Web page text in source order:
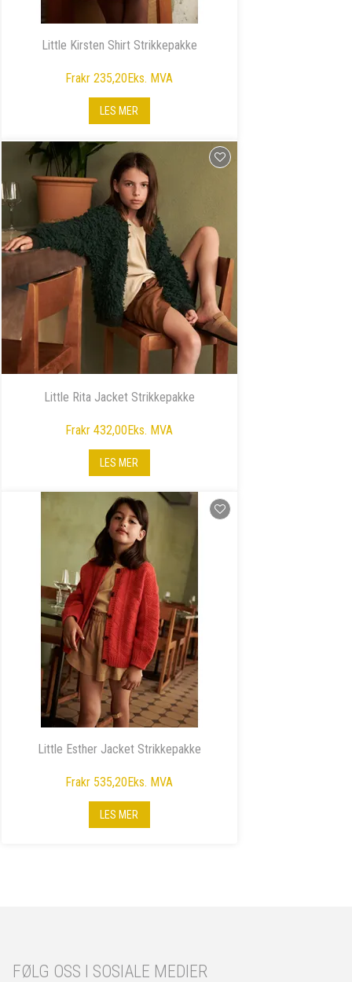
Little Kirsten Shirt Strikkepakke
Frakr 235,20Eks. MVA
LES MER
Little Rita Jacket Strikkepakke
Frakr 432,00Eks. MVA
LES MER
Little Esther Jacket Strikkepakke
Frakr 535,20Eks. MVA
LES MER
FØLG OSS I SOSIALE MEDIER